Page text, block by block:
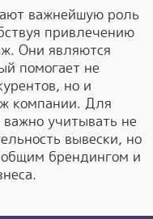
важнейшую роль
привлечению
Они являются
помогает не
но и
компании. Для
учитывать не
вывески, но
общим брендингом и